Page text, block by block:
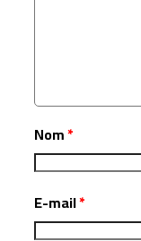
Nom*
E-mail*